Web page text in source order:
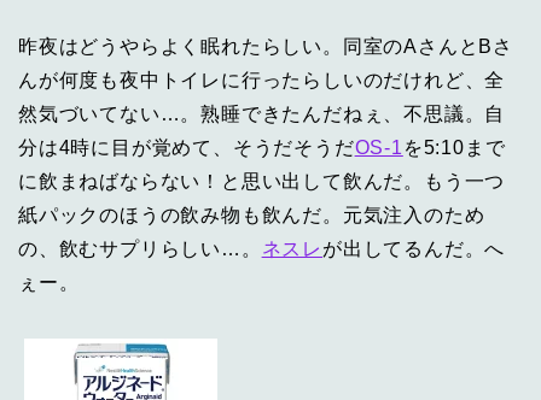
昨夜はどうやらよく眠れたらしい。同室のAさんとBさ
んが何度も夜中トイレに行ったらしいのだけれど、全
然気づいてない…。熟睡できたんだねぇ、不思議。自
分は4時に目が覚めて、そうだそうだOS-1 を5:10まで
に飲まねばならない！と思い出して飲んだ。もう一つ
紙パックのほうの飲み物も飲んだ。元気注入のため
の、飲むサプリらしい…。 ネスレ が出してるんだ。へ
ぇー。